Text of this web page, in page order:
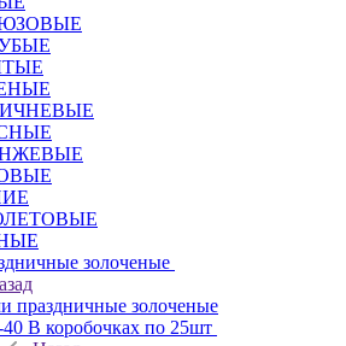
золоченые
праздничные золоченые
В коробочках по 25шт